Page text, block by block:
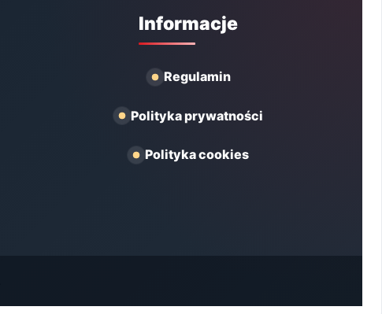
Informacje
Regulamin
Polityka prywatności
Polityka cookies